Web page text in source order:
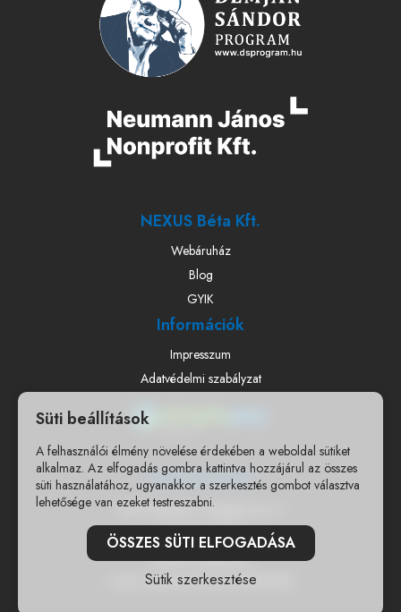
NEXUS Béta Kft.
Webáruház
Blog
GYIK
Információk
Impresszum
Adatvédelmi szabályzat
Elérhetőségek
7400 Kaposvár, Nagygát utca 6.
+36303671500
info@woodyjatek.hu
CSAK WEBSHOPOS ÉRTÉKESÍTÉS
Süti beállítások
A felhasználói élmény növelése érdekében a weboldal sütiket
alkalmaz. Az elfogadás gombra kattintva hozzájárul az összes
süti használatához, ugyanakkor a szerkesztés gombot választva
lehetősége van ezeket testreszabni.
ÖSSZES SÜTI ELFOGADÁSA
Sütik szerkesztése